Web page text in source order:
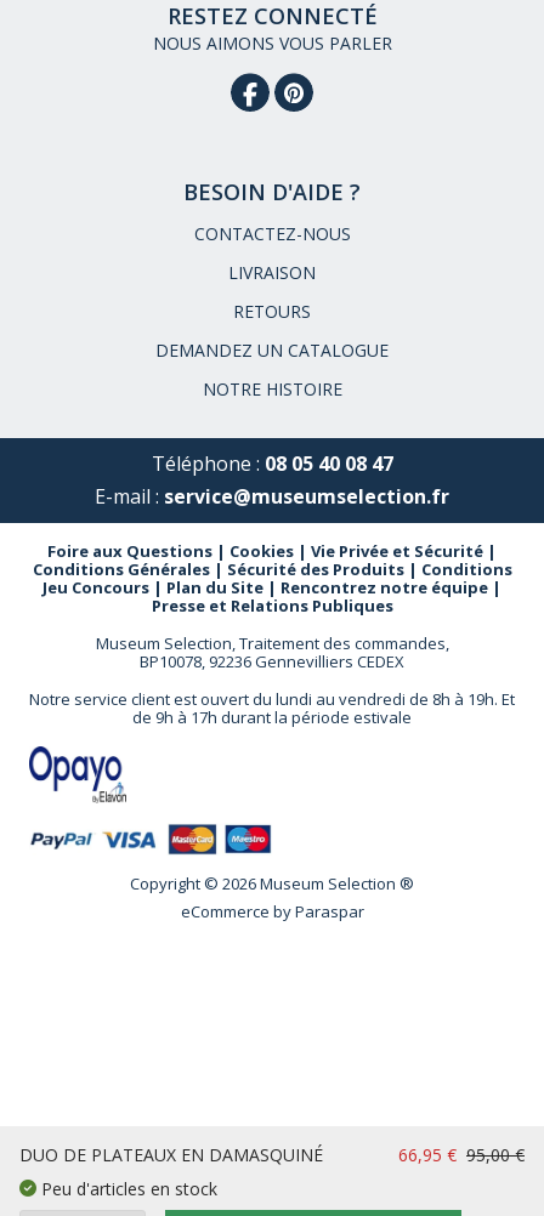
DUO DE PLATEAUX EN DAMASQUINÉ 66,95 € 95,00 €
Peu d'articles en stock
RESTEZ CONNECTÉ
NOUS AIMONS VOUS PARLER
BESOIN D'AIDE ?
CONTACTEZ-NOUS
LIVRAISON
RETOURS
DEMANDEZ UN CATALOGUE
NOTRE HISTOIRE
Téléphone : 08 05 40 08 47
E-mail : service@museumselection.fr
Foire aux Questions | Cookies | Vie Privée et Sécurité |
Conditions Générales| Sécurité des Produits| Conditions
Jeu Concours | Plan du Site | Rencontrez notre équipe |
Presse et Relations Publiques
Museum Selection, Traitement des commandes,
BP10078, 92236 Gennevilliers CEDEX
Notre service client est ouvert du lundi au vendredi de 8h à 19h. Et
de 9h à 17h durant la période estivale
Copyright © 2026 Museum Selection ®
eCommerce byParaspar